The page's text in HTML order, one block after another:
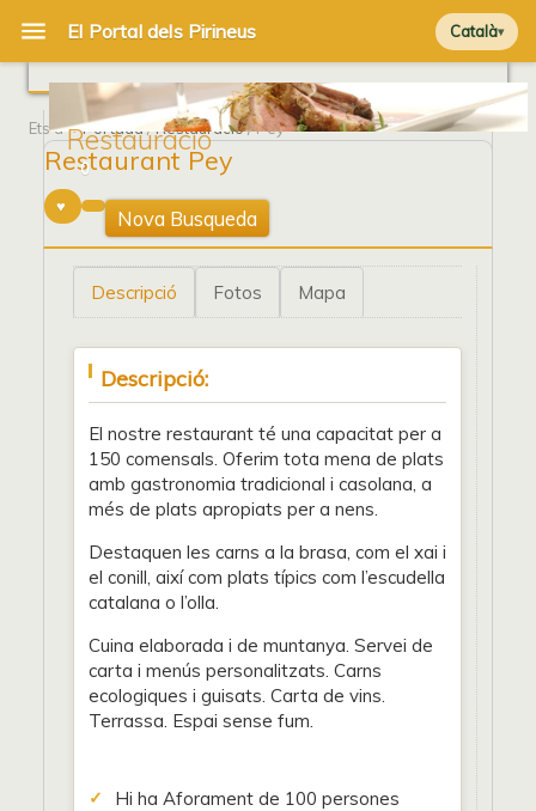
Català
Restauració
Ets a Portada/ Restauració/ Pey
Restaurant Pey
0
Nova Busqueda
Descripció Fotos Mapa
Descripció:
El nostre restaurant té una capacitat per a
150 comensals. Oferim tota mena de plats
amb gastronomia tradicional i casolana, a
més de plats apropiats per a nens.
Destaquen les carns a la brasa, com el xai i
el conill, així com plats típics com l’escudella
catalana o l’olla.
Cuina elaborada i de muntanya. Servei de
carta i menús personalitzats. Carns
ecologiques i guisats. Carta de vins.
Terrassa. Espai sense fum.
Hi ha Aforament de 100 persones